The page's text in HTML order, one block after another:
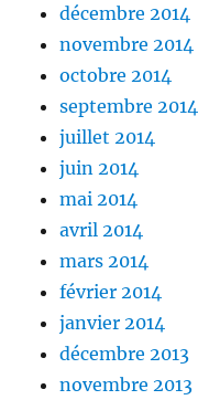
décembre 2014
novembre 2014
octobre 2014
septembre 2014
juillet 2014
juin 2014
mai 2014
avril 2014
mars 2014
février 2014
janvier 2014
décembre 2013
novembre 2013